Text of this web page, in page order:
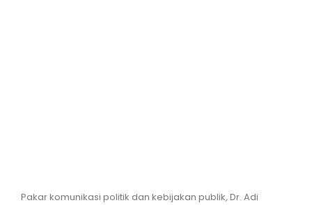
Pakar komunikasi politik dan kebijakan publik, Dr. Adi